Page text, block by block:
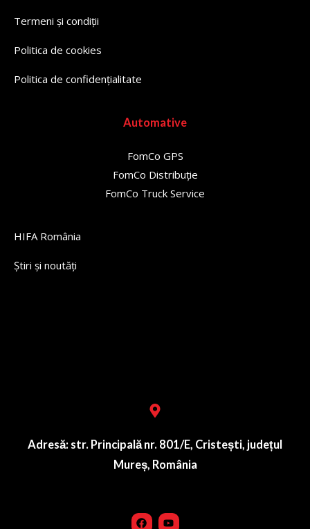
Termeni și condiții
Politica de cookies
Politica de confidențialitate
Automative
FomCo GPS
FomCo Distribuție
FomCo Truck Service
HIFA România
Știri și noutăți
Adresă: str. Principală nr. 801/E, Cristești, județul
Mureș, România